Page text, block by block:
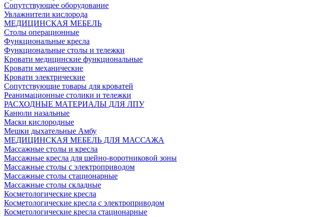
Сопутствующее оборудование
Увлажнители кислорода
МЕДИЦИНСКАЯ МЕБЕЛЬ
Столы операционные
Функциональные кресла
Функциональные столы и тележки
Кровати медицинские функциональные
Кровати механические
Кровати электрические
Сопутствующие товары для кроватей
Реанимационные столики и тележки
РАСХОДНЫЕ МАТЕРИАЛЫ ДЛЯ ЛПУ
Канюли назальные
Маски кислородные
Мешки дыхательные Амбу
МЕДИЦИНСКАЯ МЕБЕЛЬ ДЛЯ МАССАЖА
Массажные столы и кресла
Массажные кресла для шейно-воротниковой зоны
Массажные столы с электроприводом
Массажные столы стационарные
Массажные столы складные
Косметологические кресла
Косметологические кресла с электроприводом
Косметологические кресла стационарные